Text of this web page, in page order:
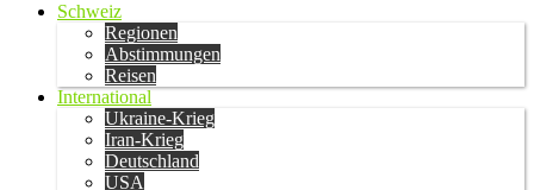
Schweiz
Regionen
Abstimmungen
Reisen
International
Ukraine-Krieg
Iran-Krieg
Deutschland
USA